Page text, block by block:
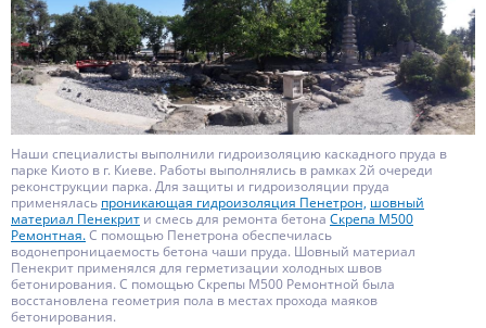
Наши специалисты выполнили гидроизоляцию каскадного пруда в
парке Киото в г. Киеве. Работы выполнялись в рамках 2й очереди
реконструкции парка. Для защиты и гидроизоляции пруда
применялась проникающая гидроизоляция Пенетрон, шовный
материал Пенекрит и смесь для ремонта бетона Скрепа М500
Ремонтная.С помощью Пенетрона обеспечилась
водонепроницаемость бетона чаши пруда. Шовный материал
Пенекрит применялся для герметизации холодных швов
бетонирования. С помощью Скрепы М500 Ремонтной была
восстановлена геометрия пола в местах прохода маяков
бетонирования.